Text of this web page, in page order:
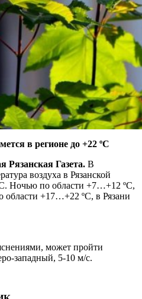
в регионе до +22 ºС
Рязанская Газета. В
воздуха в Рязанской
Ночью по области +7…+12 ºС,
+17…+22 ºС, в Рязани
может пройти
западный, 5-10 м/с.